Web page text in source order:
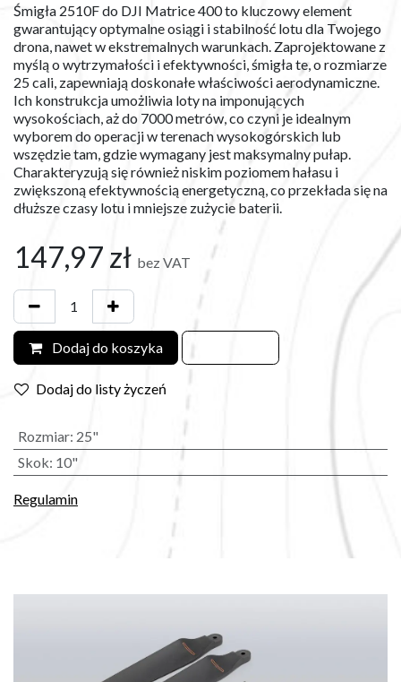
Śmigła 2510F do DJI Matrice 400 to kluczowy element
gwarantujący optymalne osiągi i stabilność lotu dla Twojego
drona, nawet w ekstremalnych warunkach. Zaprojektowane z
myślą o wytrzymałości i efektywności, śmigła te, o rozmiarze
25 cali, zapewniają doskonałe właściwości aerodynamiczne.
Ich konstrukcja umożliwia loty na imponujących
wysokościach, aż do 7000 metrów, co czyni je idealnym
wyborem do operacji w terenach wysokogórskich lub
wszędzie tam, gdzie wymagany jest maksymalny pułap.
Charakteryzują się również niskim poziomem hałasu i
zwiększoną efektywnością energetyczną, co przekłada się na
dłuższe czasy lotu i mniejsze zużycie baterii.
147,97 zł bez VAT
Dodaj do koszyka
Dodaj do listy życzeń
Rozmiar: 25"
Skok: 10"
Regulamin